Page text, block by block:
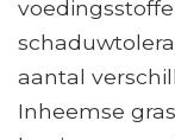
aantal
Inheemse